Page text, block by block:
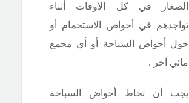
الصغار في كل الأوقات أثناء
تواجدهم في أحواض الاستحمام أو
حول أحواض السباحة أو أي مجمع
مائي آخر .
يجب أن تحاط أحواض السباحة